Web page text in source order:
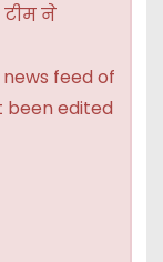
ने
feed of
been edited